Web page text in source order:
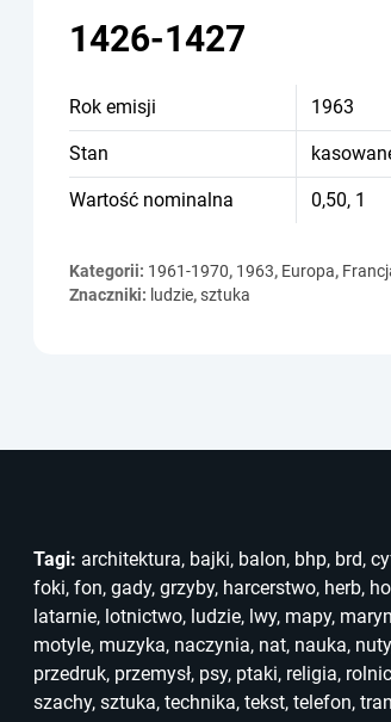
1426-1427
Rok emisji 1963
Stan
Wartość nominalna 0,50, 1
Kategorii: 1961-1970, 1963, Europa,
Znaczniki: ludzie,sztuka
Tagi: architektura, bajki, balon, bhp, brd,
foki, fon, gady, grzyby, harcerstwo, herb,
latarnie, lotnictwo, ludzie, lwy, mapy,
motyle, muzyka, naczynia, nat, nauka, nuty
przedruk, przemysł, psy, ptaki, religia,
szachy, sztuka, technika, tekst, telefon,